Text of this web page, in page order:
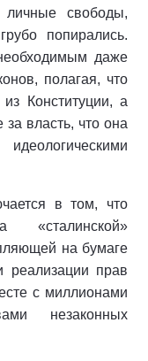
личные свободы,
попирались.
даже
полагая, что
Конституции, а
власть, что она
в том, что
«сталинской»
на бумаге
реализации прав
с миллионами
незаконных